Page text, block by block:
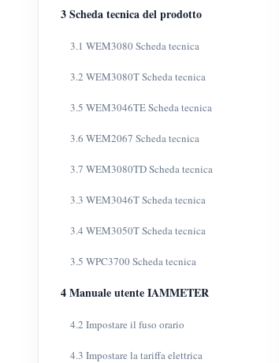
3 Scheda tecnica del prodotto
3.1 WEM3080 Scheda tecnica
3.2 WEM3080T Scheda tecnica
3.5 WEM3046TE Scheda tecnica
3.6 WEM2067 Scheda tecnica
3.7 WEM3080TD Scheda tecnica
3.3 WEM3046T Scheda tecnica
3.4 WEM3050T Scheda tecnica
3.5 WPC3700 Scheda tecnica
4 Manuale utente IAMMETER
4.2 Impostare il fuso orario
4.3 Impostare la tariffa elettrica